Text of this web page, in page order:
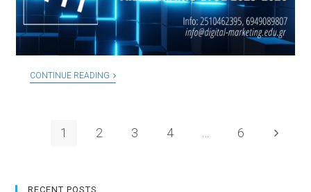
CONTINUE READING
1 2 3 4 6
RECENT POSTS